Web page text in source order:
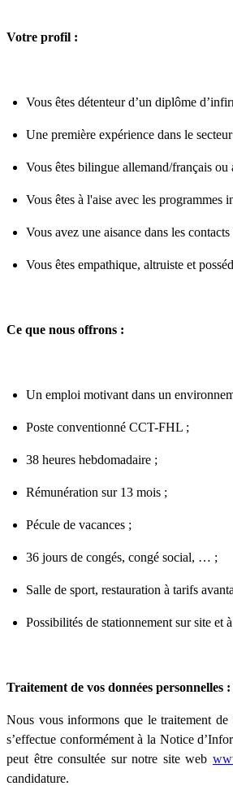
Votre profil :
Vous êtes détenteur d’un diplôme
Une première expérience dans le
Vous êtes bilingue allemand/français
Vous êtes à l'aise avec les programmes
Vous avez une aisance dans les
Vous êtes empathique, altruiste et
Ce que nous offrons :
Un emploi motivant dans un
Poste conventionné CCT-FHL ;
38 heures hebdomadaire ;
Rémunération sur 13 mois ;
Pécule de vacances ;
36 jours de congés, congé social, … ;
Salle de sport, restauration à tarifs
Possibilités de stationnement sur site et
Traitement de vos données personnelles :
Nous vous informons que le traitement de
s’effectue conformément à la Notice
peut être consultée sur notre site web
candidature.